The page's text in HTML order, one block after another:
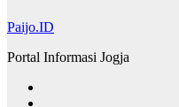
Paijo.ID
Portal Informasi Jogja